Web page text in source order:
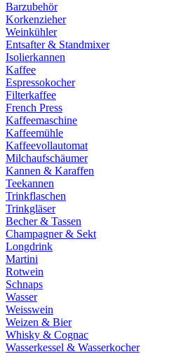
Barzubehör
Korkenzieher
Weinkühler
Entsafter & Standmixer
Isolierkannen
Kaffee
Espressokocher
Filterkaffee
French Press
Kaffeemaschine
Kaffeemühle
Kaffeevollautomat
Milchaufschäumer
Kannen & Karaffen
Teekannen
Trinkflaschen
Trinkgläser
Becher & Tassen
Champagner & Sekt
Longdrink
Martini
Rotwein
Schnaps
Wasser
Weisswein
Weizen & Bier
Whisky & Cognac
Wasserkessel & Wasserkocher